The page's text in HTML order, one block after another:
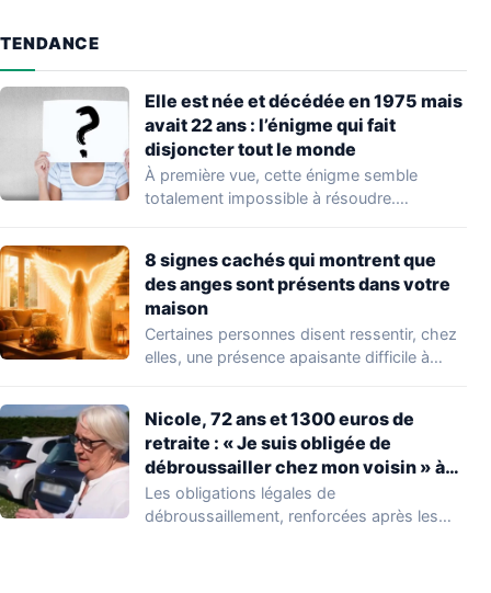
TENDANCE
Elle est née et décédée en 1975 mais
avait 22 ans : l’énigme qui fait
disjoncter tout le monde
À première vue, cette énigme semble
totalement impossible à résoudre.
8 signes cachés qui montrent que
des anges sont présents dans votre
maison
Certaines personnes disent ressentir, chez
elles, une présence apaisante difficile à
Nicole, 72 ans et 1300 euros de
retraite : « Je suis obligée de
débroussailler chez mon voisin » à
cause de cette obligation légale
Les obligations légales de
débroussaillement, renforcées après les